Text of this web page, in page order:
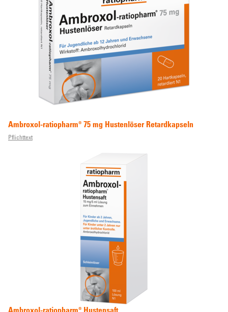
Ambroxol-ratiopharm® 75 mg Hustenlöser Retardkapseln
Pflichttext
Ambroxol-ratiopharm® Hustensaft